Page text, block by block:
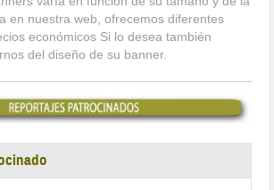
en nuestra web, ofrecemos diferentes
económicos Si lo desea también
del diseño de su banner.